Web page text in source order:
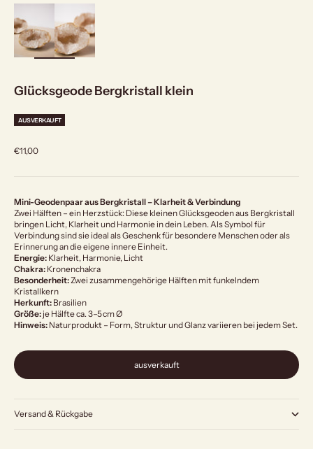
bild
vergrößern
Glücksgeode Bergkristall klein
AUSVERKAUFT
Angebot
€11,00
Mini-Geodenpaar aus Bergkristall – Klarheit & Verbindung
Zwei Hälften – ein Herzstück: Diese kleinen Glücksgeoden aus Bergkristall
bringen Licht, Klarheit und Harmonie in dein Leben. Als Symbol für
Verbindung sind sie ideal als Geschenk für besondere Menschen oder als
Erinnerung an die eigene innere Einheit.
Energie: Klarheit, Harmonie, Licht
Chakra: Kronenchakra
Besonderheit:Zwei zusammengehörige Hälften mit funkelndem
Kristallkern
Herkunft: Brasilien
Größe: je Hälfte ca. 3–5 cm Ø
Hinweis: Naturprodukt – Form, Struktur und Glanz variieren bei jedem Set.
ausverkauft
Versand & Rückgabe